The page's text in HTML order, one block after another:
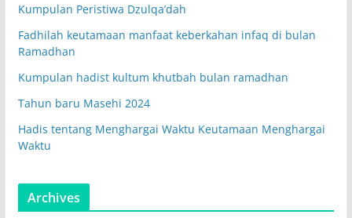
Kumpulan Peristiwa Dzulqa’dah
Fadhilah keutamaan manfaat keberkahan infaq di bulan
Ramadhan
Kumpulan hadist kultum khutbah bulan ramadhan
Tahun baru Masehi 2024
Hadis tentang Menghargai Waktu Keutamaan Menghargai
Waktu
Archives